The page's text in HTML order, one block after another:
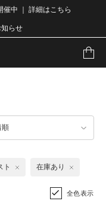
催中 ｜ 詳細はこちら
らせ
順
ト 在庫あり
全色表示